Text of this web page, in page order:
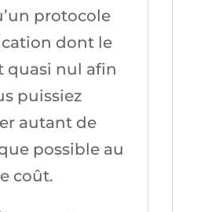
protocole
dont le
quasi nul afin
puissiez
autant de
possible au
coût.